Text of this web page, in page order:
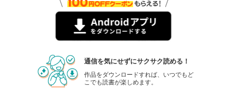
通信を気にせずにサクサク読める！
作品をダウンロードすれば、いつでもど
こでも読書が楽しめます。